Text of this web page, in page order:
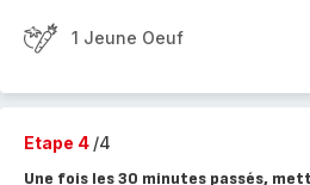
1 Jeune Oeuf
Etape 4 /4
Une fois les 30 minutes passés,